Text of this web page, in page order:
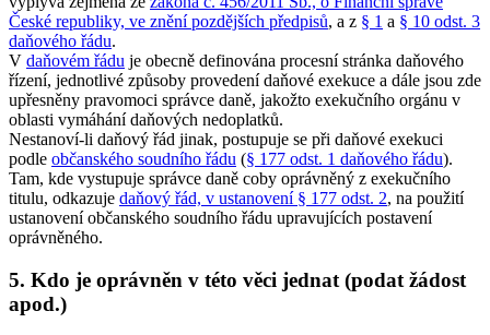
České republiky, ve znění pozdějších předpisů, a z § 1 a § 10 odst. 3
daňového řádu.
V daňovém řádu je obecně definována procesní stránka daňového
řízení, jednotlivé způsoby provedení daňové exekuce a dále jsou zde
upřesněny pravomoci správce daně, jakožto exekučního orgánu v
oblasti vymáhání daňových nedoplatků.
Nestanoví-li daňový řád jinak, postupuje se při daňové exekuci
podle občanského soudního řádu (§ 177 odst. 1 daňového řádu).
Tam, kde vystupuje správce daně coby oprávněný z exekučního
titulu, odkazuje daňový řád, v ustanovení § 177 odst. 2, na použití
ustanovení občanského soudního řádu upravujících postavení
oprávněného.
5. Kdo je oprávněn v této věci jednat (podat žádost
apod.)